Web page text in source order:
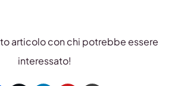
articolo con chi potrebbe essere
interessato!